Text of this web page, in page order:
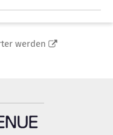
werden